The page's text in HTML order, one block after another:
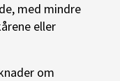
med mindre
eller
om